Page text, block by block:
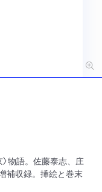
物語。佐藤泰志、庄
補収録。挿絵と巻末